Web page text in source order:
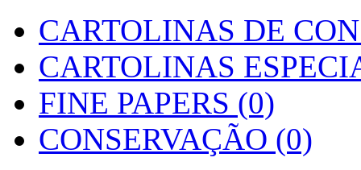
CARTOLINAS DE
CARTOLINAS
FINE PAPERS (0)
CONSERVAÇÃO (0)